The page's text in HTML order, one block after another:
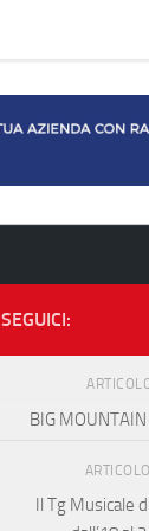
SEGUICI:
BIG
Il Tg Musicale